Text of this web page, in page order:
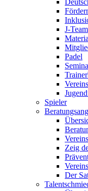
J-
Padel
Spieler
Zeig
Der